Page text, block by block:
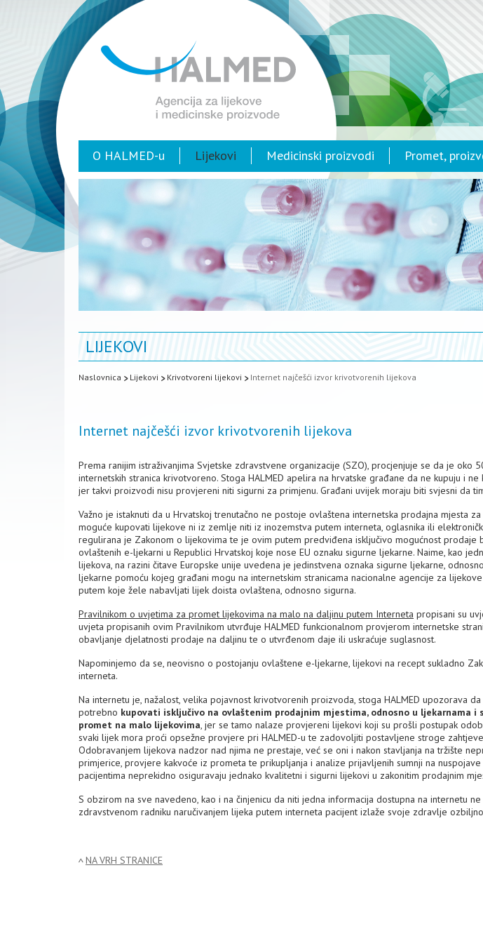
O HALMED-u Lijekovi Medicinski proizvodi Promet,
LIJEKOVI
Naslovnica Lijekovi Krivotvoreni lijekovi Internet najčešći izvor krivotvorenih lijekova
Internet najčešći izvor krivotvorenih lijekova
Prema ranijim istraživanjima Svjetske zdravstvene organizacije (SZO), procjenjuje se da je oko
internetskih stranica krivotvoreno. Stoga HALMED apelira na hrvatske građane da ne kupuju i
jer takvi proizvodi nisu provjereni niti sigurni za primjenu. Građani uvijek moraju biti svjesni da
Važno je istaknuti da u Hrvatskoj trenutačno ne postoje ovlaštena internetska prodajna mjesta
moguće kupovati lijekove ni iz zemlje niti iz inozemstva putem interneta, oglasnika ili
regulirana je Zakonom o lijekovima te je ovim putem predviđena isključivo mogućnost prodaje
ovlaštenih e-ljekarni u Republici Hrvatskoj koje nose EU oznaku sigurne ljekarne. Naime, kao
lijekova, na razini čitave Europske unije uvedena je jedinstvena oznaka sigurne ljekarne,
ljekarne pomoću kojeg građani mogu na internetskim stranicama nacionalne agencije za
putem koje žele nabavljati lijek doista ovlaštena, odnosno sigurna.
Pravilnikom o uvjetima za promet lijekovima na malo na daljinu putem Interneta propisani su
uvjeta propisanih ovim Pravilnikom utvrđuje HALMED funkcionalnom provjerom internetske
obavljanje djelatnosti prodaje na daljinu te o utvrđenom daje ili uskraćuje suglasnost.
Napominjemo da se, neovisno o postojanju ovlaštene e-ljekarne, lijekovi na recept sukladno
interneta.
Na internetu je, nažalost, velika pojavnost krivotvorenih proizvoda, stoga HALMED upozorava
potrebno kupovati isključivo na ovlaštenim prodajnim mjestima, odnosno u ljekarnama i
promet na malo lijekovima, jer se tamo nalaze provjereni lijekovi koji su prošli postupak
svaki lijek mora proći opsežne provjere pri HALMED-u te zadovoljiti postavljene stroge
Odobravanjem lijekova nadzor nad njima ne prestaje, već se oni i nakon stavljanja na tržište
primjerice, provjere kakvoće iz prometa te prikupljanja i analize prijavljenih sumnji na nuspojave
pacijentima neprekidno osiguravaju jednako kvalitetni i sigurni lijekovi u zakonitim prodajnim
S obzirom na sve navedeno, kao i na činjenicu da niti jedna informacija dostupna na internetu
zdravstvenom radniku naručivanjem lijeka putem interneta pacijent izlaže svoje zdravlje
NA VRH STRANICE